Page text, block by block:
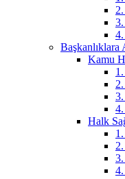
Başkanlıklara
Kamu
Halk